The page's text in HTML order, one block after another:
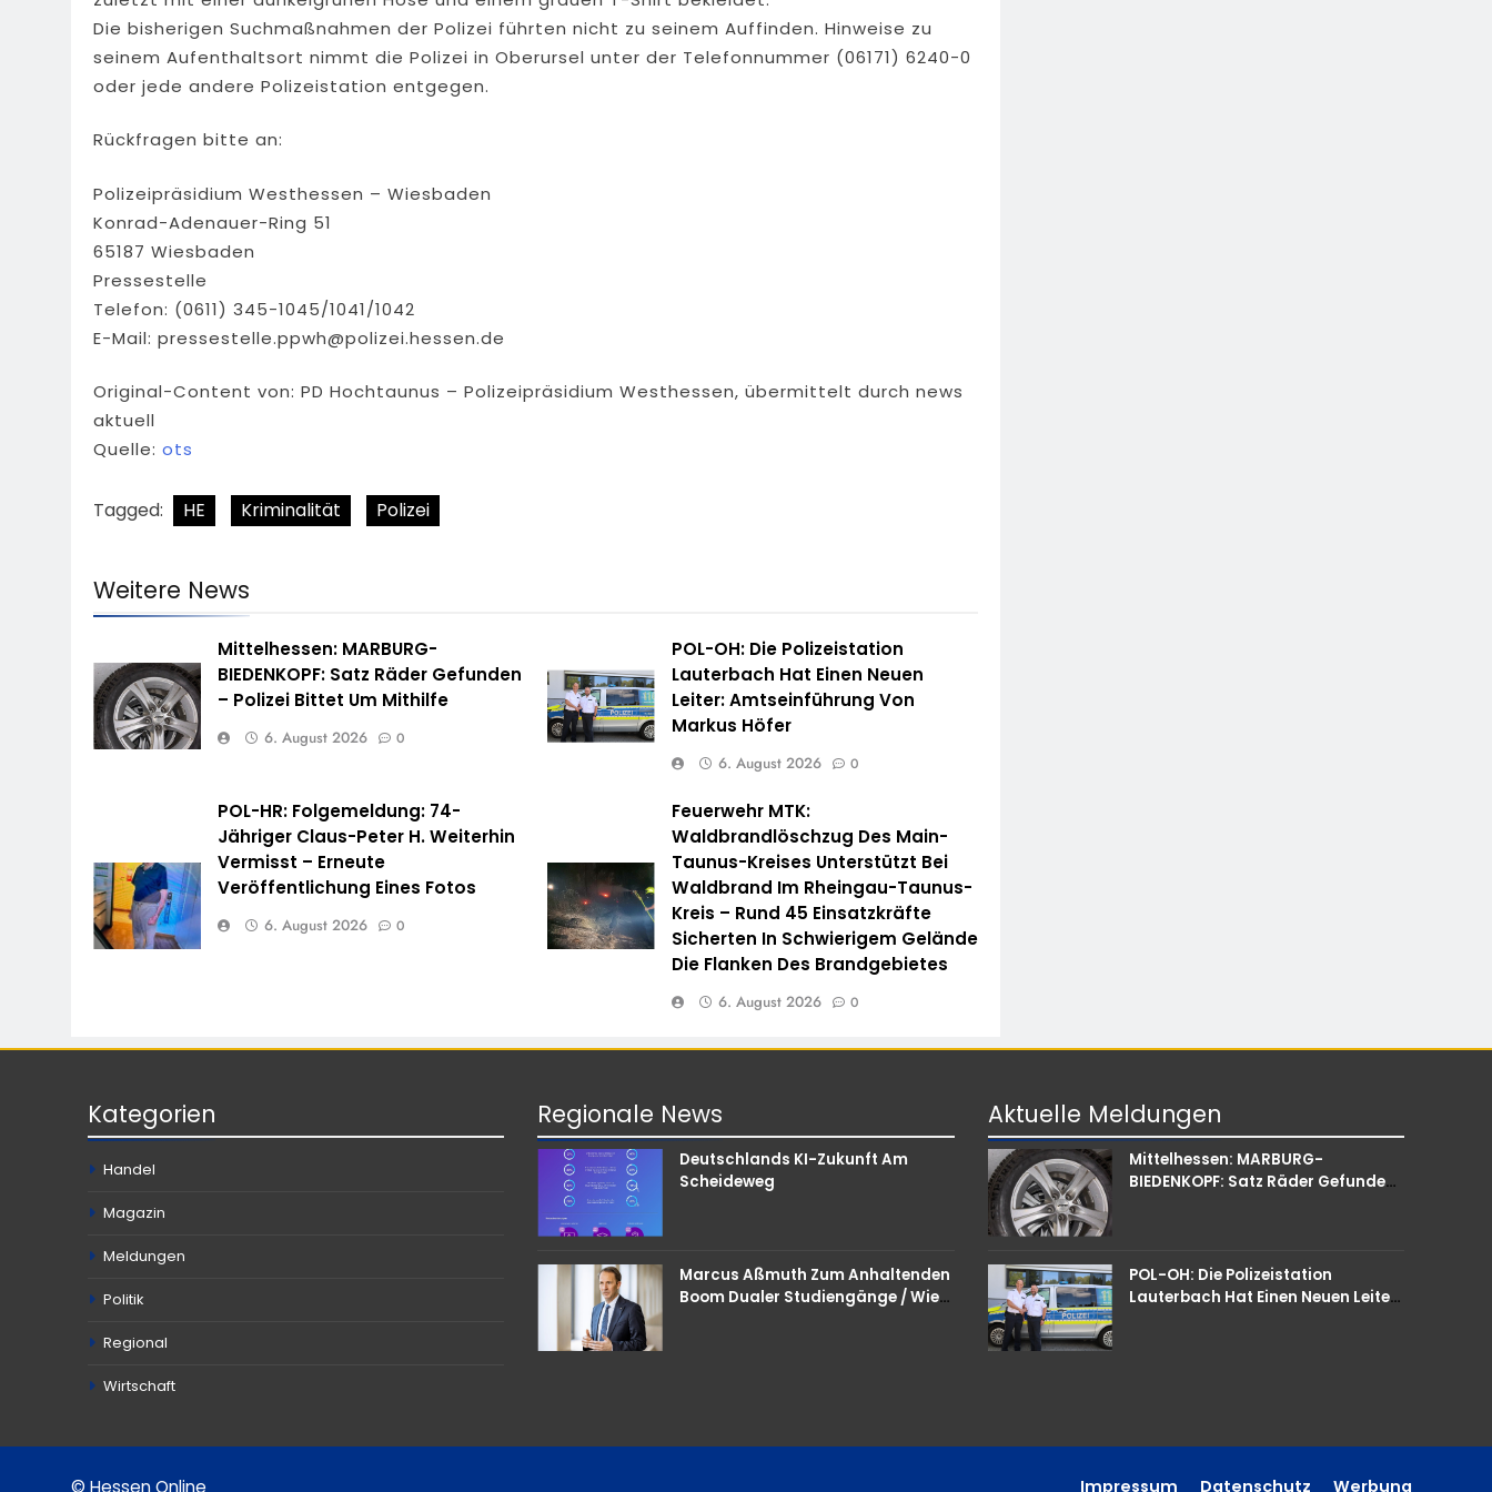
Die bisherigen Suchmaßnahmen der Polizei führten nicht zu seinem Auffinden. Hinweise zu
seinem Aufenthaltsort nimmt die Polizei in Oberursel unter der Telefonnummer (06171) 6240-0
oder jede andere Polizeistation entgegen.
Rückfragen bitte an:
Polizeipräsidium Westhessen – Wiesbaden
Konrad-Adenauer-Ring 51
65187 Wiesbaden
Pressestelle
Telefon: (0611) 345-1045/1041/1042
E-Mail: pressestelle.ppwh@polizei.hessen.de
Original-Content von: PD Hochtaunus – Polizeipräsidium Westhessen, übermittelt durch news
aktuell
Quelle: ots
Tagged: HE Kriminalität Polizei
Weitere News
Mittelhessen: MARBURG-
BIEDENKOPF: Satz Räder Gefunden
– Polizei Bittet Um Mithilfe
6. August 2026 0
POL-OH: Die Polizeistation
Lauterbach Hat Einen Neuen
Leiter: Amtseinführung Von
Markus Höfer
6. August 2026 0
POL-HR: Folgemeldung: 74-
Jähriger Claus-Peter H. Weiterhin
Vermisst – Erneute
Veröffentlichung Eines Fotos
6. August 2026 0
Feuerwehr MTK:
Waldbrandlöschzug Des Main-
Taunus-Kreises Unterstützt Bei
Waldbrand Im Rheingau-Taunus-
Kreis – Rund 45 Einsatzkräfte
Sicherten In Schwierigem Gelände
Die Flanken Des Brandgebietes
6. August 2026 0
Kategorien
Handel
Magazin
Meldungen
Politik
Regional
Wirtschaft
Regionale News
Deutschlands KI-Zukunft Am
Scheideweg
Marcus Aßmuth Zum Anhaltenden
Boom Dualer Studiengänge / Wie
Aktuelle Meldungen
Mittelhessen: MARBURG-
BIEDENKOPF: Satz Räder Gefunden
POL-OH: Die Polizeistation
Lauterbach Hat Einen Neuen Leiter:
© Hessen Online Impressum Datenschutz Werbung